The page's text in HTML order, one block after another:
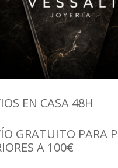
EN CASA 48H
GRATUITO PARA
A 100€